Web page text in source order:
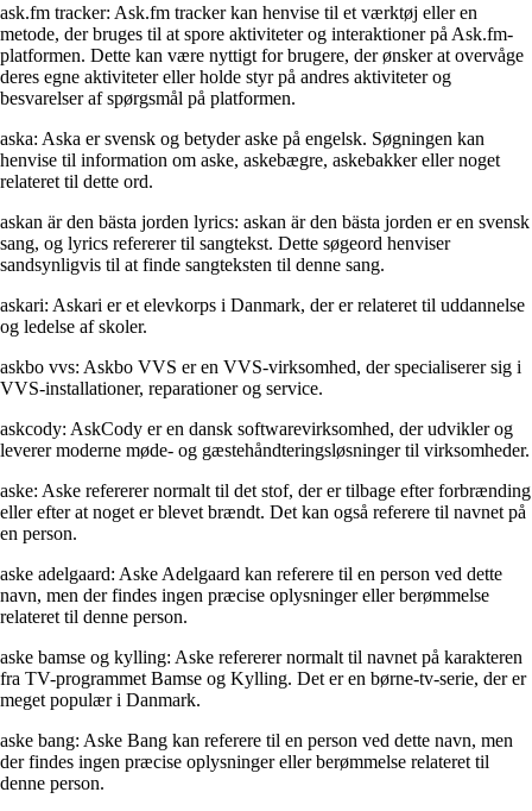
ask.fm tracker: Ask.fm tracker kan henvise til et værktøj eller en
metode, der bruges til at spore aktiviteter og interaktioner på Ask.fm-
platformen. Dette kan være nyttigt for brugere, der ønsker at overvåge
deres egne aktiviteter eller holde styr på andres aktiviteter og
besvarelser af spørgsmål på platformen.
aska: Aska er svensk og betyder aske på engelsk. Søgningen kan
henvise til information om aske, askebægre, askebakker eller noget
relateret til dette ord.
askan är den bästa jorden lyrics: askan är den bästa jorden er en svensk
sang, og lyrics refererer til sangtekst. Dette søgeord henviser
sandsynligvis til at finde sangteksten til denne sang.
askari: Askari er et elevkorps i Danmark, der er relateret til uddannelse
og ledelse af skoler.
askbo vvs: Askbo VVS er en VVS-virksomhed, der specialiserer sig i
VVS-installationer, reparationer og service.
askcody: AskCody er en dansk softwarevirksomhed, der udvikler og
leverer moderne møde- og gæstehåndteringsløsninger til virksomheder.
aske: Aske refererer normalt til det stof, der er tilbage efter forbrænding
eller efter at noget er blevet brændt. Det kan også referere til navnet på
en person.
aske adelgaard: Aske Adelgaard kan referere til en person ved dette
navn, men der findes ingen præcise oplysninger eller berømmelse
relateret til denne person.
aske bamse og kylling: Aske refererer normalt til navnet på karakteren
fra TV-programmet Bamse og Kylling. Det er en børne-tv-serie, der er
meget populær i Danmark.
aske bang: Aske Bang kan referere til en person ved dette navn, men
der findes ingen præcise oplysninger eller berømmelse relateret til
denne person.